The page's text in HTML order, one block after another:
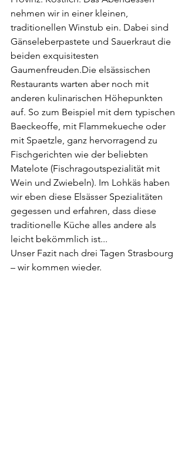
nehmen wir in einer kleinen,
traditionellen Winstub ein. Dabei sind
Gänseleberpastete und Sauerkraut die
beiden exquisitesten
Gaumenfreuden.Die elsässischen
Restaurants warten aber noch mit
anderen kulinarischen Höhepunkten
auf. So zum Beispiel mit dem typischen
Baeckeoffe, mit Flammekueche oder
mit Spaetzle, ganz hervorragend zu
Fischgerichten wie der beliebten
Matelote (Fischragoutspezialität mit
Wein und Zwiebeln). Im Lohkäs haben
wir eben diese Elsässer Spezialitäten
gegessen und erfahren, dass diese
traditionelle Küche alles andere als
leicht bekömmlich ist...
Unser Fazit nach drei Tagen Strasbourg
– wir kommen wieder.